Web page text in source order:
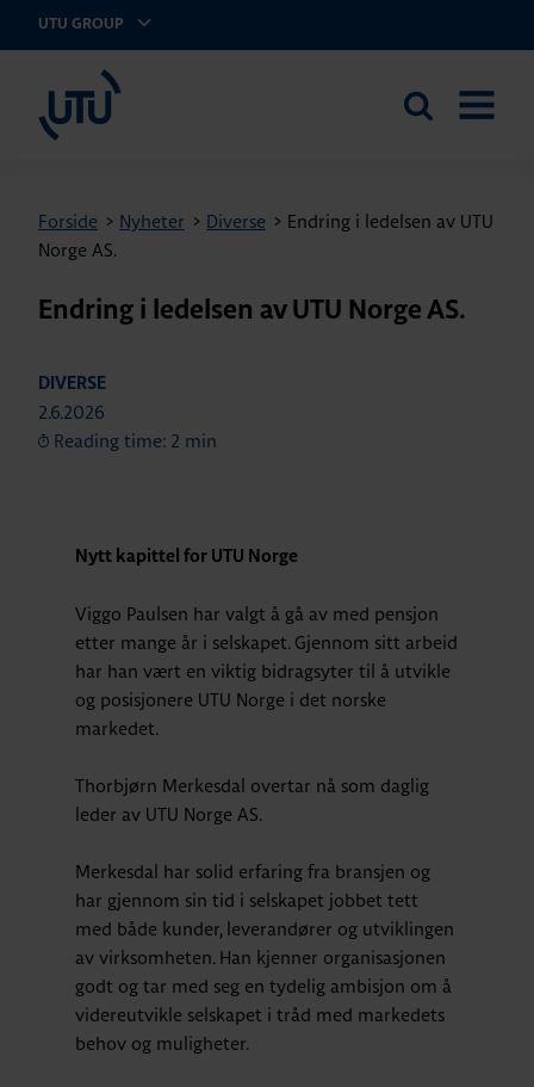
UTU GROUP
Search
Forside > Nyheter > Diverse > Endring i ledelsen av UTU
Norge AS.
Endring i ledelsen av UTU Norge AS.
DIVERSE
2.6.2026
Reading time: 2 min
Nytt kapittel for UTU Norge
Viggo Paulsen har valgt å gå av med pensjon
etter mange år i selskapet. Gjennom sitt arbeid
har han vært en viktig bidragsyter til å utvikle
og posisjonere UTU Norge i det norske
markedet.
Thorbjørn Merkesdal overtar nå som daglig
leder av UTU Norge AS.
Merkesdal har solid erfaring fra bransjen og
har gjennom sin tid i selskapet jobbet tett
med både kunder, leverandører og utviklingen
av virksomheten. Han kjenner organisasjonen
godt og tar med seg en tydelig ambisjon om å
videreutvikle selskapet i tråd med markedets
behov og muligheter.